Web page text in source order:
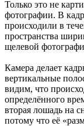
Только это не
фотографии. В
происходили в
пространства
щелевой
Камера делает
вертикальные
видим, что
определённого
вторая лошадь на
потому что её